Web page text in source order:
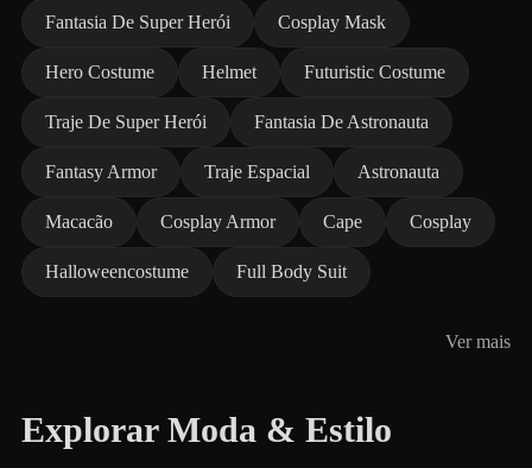
Fantasia De Super Herói Cosplay Mask
Hero Costume Helmet Futuristic Costume
Traje De Super Herói Fantasia De Astronauta
Fantasy Armor Traje Espacial Astronauta
Macacão Cosplay Armor Cape Cosplay
Halloweencostume Full Body Suit
Ver mais
Explorar Moda & Estilo